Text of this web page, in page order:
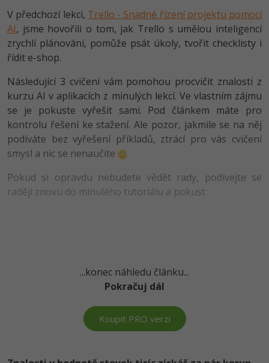
Datová analýza v praxi
Školení
Základy programování
Objektové programování - OOP
Umělá inteligence
HTML5, CSS3, Bootstrap, SEO
SQL a databáze
Testování a verzování
ASP.NET MVC
Django
Školení dle technologií
C# .NET
Java
PHP
JavaScript
Python
SQLite
Programátor WWW aplikací
Senior programátor
Vývojář mobilních aplikací
Specialista na AI a bigdata
C# Game developer
Webdesigner
Grafik / UX/UI návrhář
Projektový manažer
Jak začít?
Java -80%
C#.NET
Python -80%
JavaScript -80%
-80%
C++ -80%
Návrh SW
V předchozí lekci, Trello - Snadné řízení projektu pomocí
AI, jsme hovořili o tom, jak Trello s umělou inteligencí
zrychlí plánování, pomůže psát úkoly, tvořit checklisty i
řídit e-shop.
Následující 3 cvičení vám pomohou procvičit znalosti z
kurzu AI v aplikacích z minulých lekcí. Ve vlastním zájmu
se je pokuste vyřešit sami. Pod článkem máte pro
kontrolu řešení ke stažení. Ale pozor, jakmile se na něj
podíváte bez vyřešení příkladů, ztrácí pro vás cvičení
smysl a nic se nenaučíte
Pokud si opravdu nebudete vědět rady, podívejte se
raději znovu do minulého tutoriálu a pokust
...konec náhledu článku...
Pokračuj dál
Koupit PRO verzi